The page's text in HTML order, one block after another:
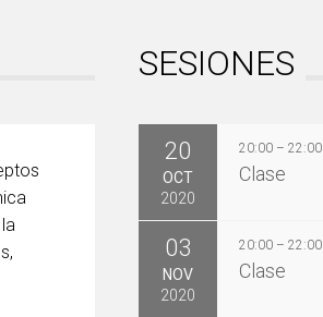
SESIONES
20
OCT
2020
20:00 – 22:00
Clase
03
NOV
2020
20:00 – 22:00
Clase